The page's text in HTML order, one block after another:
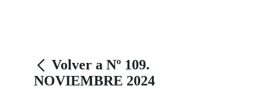
Volver a Nº 109.
NOVIEMBRE 2024